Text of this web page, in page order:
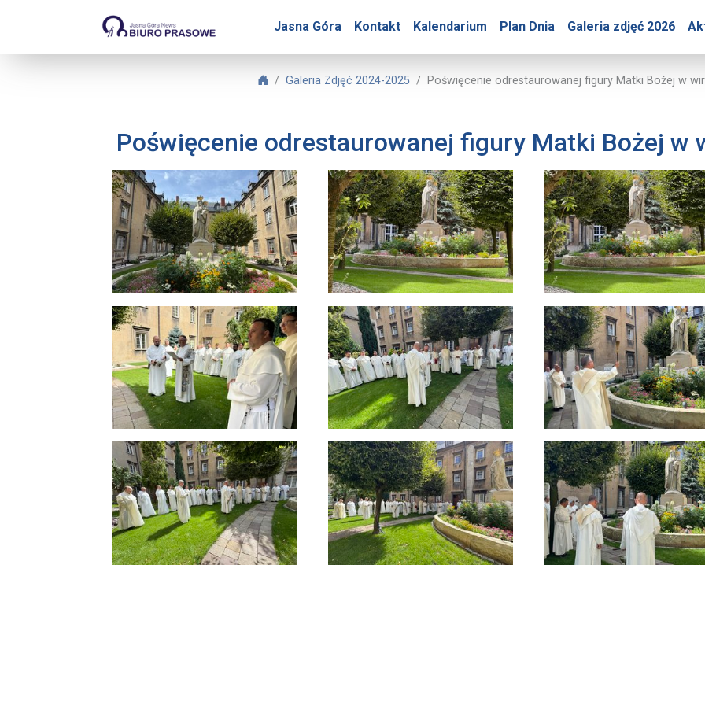
Jasna Góra Kontakt Kalendarium Plan Dnia Galeria zdjęć 2026
Biuro Prasowe Jasnej Góry – Poświęcenie
Biuro Prasowe Jasnej Góry
Galeria Zdjęć 2024-2025 Poświęcenie odrestaurowanej figury Matki Bożej w
Poświęcenie odrestaurowanej figury Matki Bożej w